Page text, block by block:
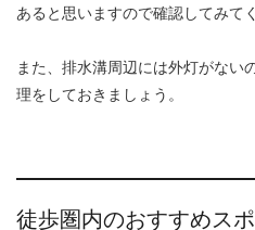
あると思いますので確認してみて
また、排水溝周辺には外灯がない
理をしておきましょう。
徒歩圏内のおすすめス